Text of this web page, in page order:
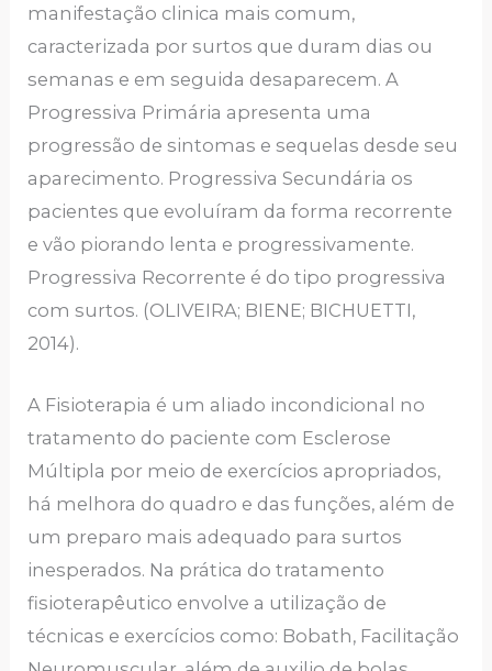
manifestação clinica mais comum,
caracterizada por surtos que duram dias ou
semanas e em seguida desaparecem. A
Progressiva Primária apresenta uma
progressão de sintomas e sequelas desde seu
aparecimento. Progressiva Secundária os
pacientes que evoluíram da forma recorrente
e vão piorando lenta e progressivamente.
Progressiva Recorrente é do tipo progressiva
com surtos. (OLIVEIRA; BIENE; BICHUETTI,
2014).
A Fisioterapia é um aliado incondicional no
tratamento do paciente com Esclerose
Múltipla por meio de exercícios apropriados,
há melhora do quadro e das funções, além de
um preparo mais adequado para surtos
inesperados. Na prática do tratamento
fisioterapêutico envolve a utilização de
técnicas e exercícios como: Bobath, Facilitação